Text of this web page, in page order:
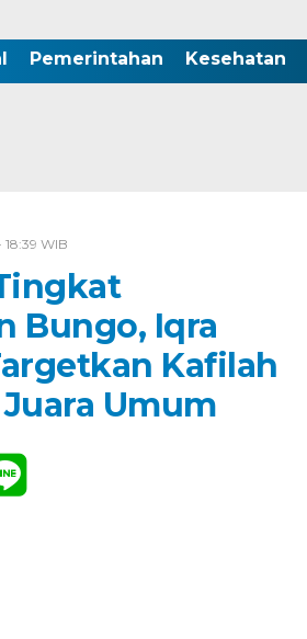
Pemerintahan Kesehatan
18:39 WIB
Bungo, Iqra
Kafilah
Umum